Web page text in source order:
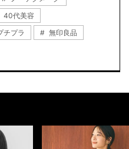
40代美容
チプラ
無印良品